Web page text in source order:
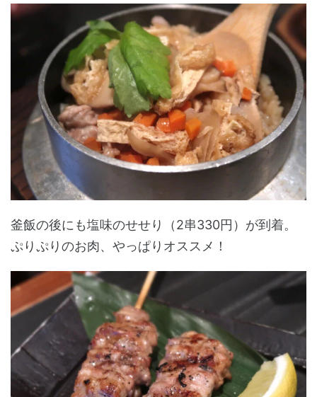
釜飯の後にも塩味のせせり（2串330円）が到着。
ぷりぷりのお肉、やっぱりオススメ！